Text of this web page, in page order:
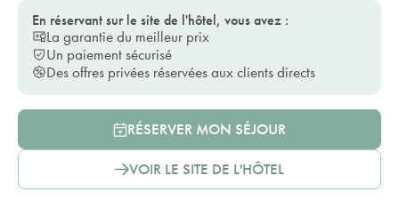
En réservant sur le site de l'hôtel, vous avez :
La garantie du meilleur prix
Un paiement sécurisé
Des offres privées réservées aux clients directs
RÉSERVER MON SÉJOUR
VOIR LE SITE DE L'HÔTEL